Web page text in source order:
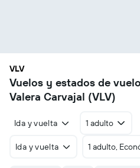
VLV
Vuelos y estados de
Valera Carvajal (VLV)
Ida y vuelta 1 adulto
Ida y vuelta 1 adulto,